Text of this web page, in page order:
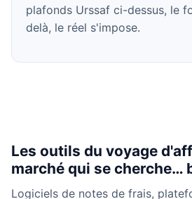
plafonds Urssaf ci-dessus, le
delà, le réel s'impose.
Les outils du voyage
marché qui se cherche…
Logiciels de notes de frais,